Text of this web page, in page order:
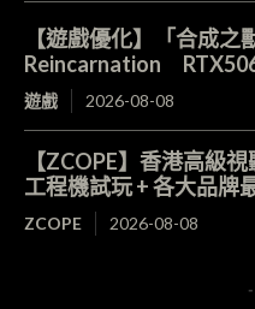
【遊戲優化】「合成之
Reincarnation
遊戲 2026-08-08
【ZCOPE】香港高級
工程機試玩 + 各大品牌
ZCOPE 2026-08-08